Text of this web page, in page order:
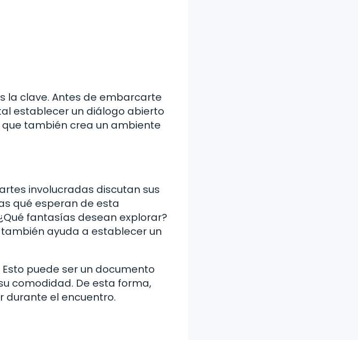
la clave. Antes de embarcarte
establecer un diálogo abierto
también crea un ambiente
involucradas discutan sus
qué esperan de esta
fantasías desean explorar?
ayuda a establecer un
puede ser un documento
comodidad. De esta forma,
durante el encuentro.